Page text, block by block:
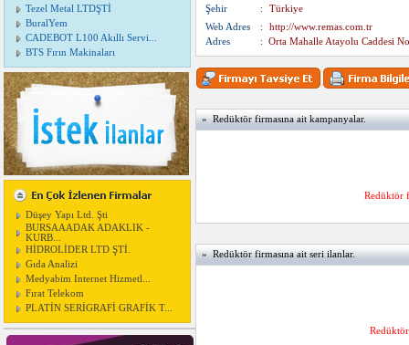
Tezel Metal LTDŞTİ
BuralYem
CADEBOT L100 Akıllı Servi...
BTS Fırın Makinaları
Düşey Yapı Ltd. Şti
BURSAAADAK ADAKLIK -
KURB...
HİDROLİDER LTD ŞTİ.
Gıda Analizi
Medyabim Internet Hizmetl...
Fırat Telekom
PLATİN SERİGRAFİ GRAFİK T...
Şehir
:
Türkiye
Web Adres
:
http://www.remas.com.tr
Adres
: Orta Mahalle Atayolu Caddesi
» Redüktör firmasına ait kampanyalar.
Redüktör
» Redüktör firmasına ait seri ilanlar.